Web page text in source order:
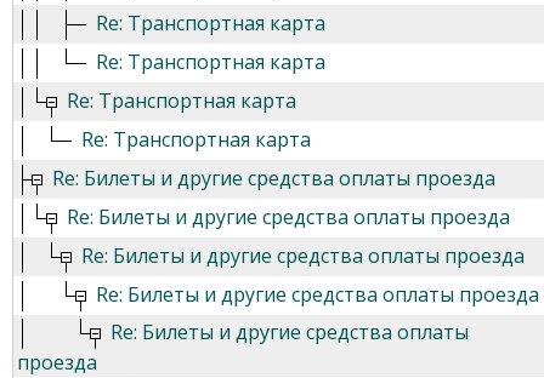
Re: Транспортная карта
Re: Транспортная карта
Re: Транспортная карта
Re: Транспортная карта
Re: Билеты и другие средства оплаты проезда
Re: Билеты и другие средства оплаты проезда
Re: Билеты и другие средства оплаты проезда
Re: Билеты и другие средства оплаты проезда
Re: Билеты и другие средства оплаты
проезда